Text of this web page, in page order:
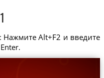
Нажмите Alt+F2 и введите